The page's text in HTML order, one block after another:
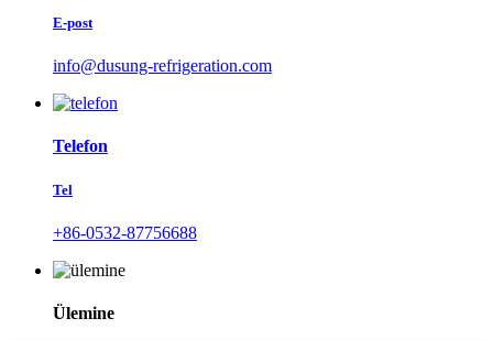
E-post
info@dusung-refrigeration.com
Telefon
Tel
+86-0532-87756688
Ülemine